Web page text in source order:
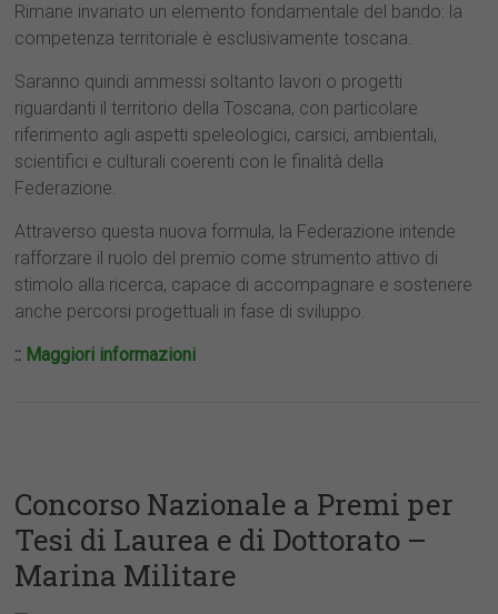
Rimane invariato un elemento fondamentale del bando: la
competenza territoriale è esclusivamente toscana.
Saranno quindi ammessi soltanto lavori o progetti
riguardanti il territorio della Toscana, con particolare
riferimento agli aspetti speleologici, carsici, ambientali,
scientifici e culturali coerenti con le finalità della
Federazione.
Attraverso questa nuova formula, la Federazione intende
rafforzare il ruolo del premio come strumento attivo di
stimolo alla ricerca, capace di accompagnare e sostenere
anche percorsi progettuali in fase di sviluppo.
:: Maggiori informazioni
Concorso Nazionale a Premi per
Tesi di Laurea e di Dottorato –
Marina Militare